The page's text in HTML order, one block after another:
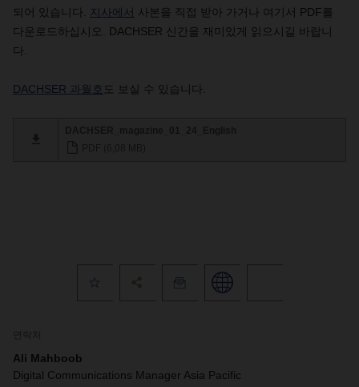
되어 있습니다. 지사에서 사본을 직접 받아 가거나 여기서 PDF를
다운로드하십시오. DACHSER 신간을 재미있게 읽으시길 바랍니
다.
DACHSER 과월호 도 보실 수 있습니다.
Ali Mahboob
Digital Communications Manager Asia Pacific